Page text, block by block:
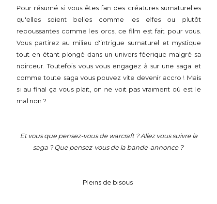
Pour résumé si vous êtes fan des créatures surnaturelles
qu'elles soient belles comme les elfes ou plutôt
repoussantes comme les orcs, ce film est fait pour vous.
Vous partirez au milieu d'intrigue surnaturel et mystique
tout en étant plongé dans un univers féerique malgré sa
noirceur. Toutefois vous vous engagez à sur une saga et
comme toute saga vous pouvez vite devenir accro ! Mais
si au final ça vous plait, on ne voit pas vraiment où est le
mal non ?
Et vous que pensez-vous de warcraft ? Allez vous suivre la
saga ? Que pensez-vous de la bande-annonce ?
Pleins de bisous